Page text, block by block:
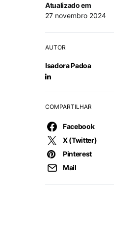
Atualizado em
27 novembro 2024
AUTOR
Isadora Padoa
COMPARTILHAR
Facebook
X (Twitter)
Pinterest
Mail